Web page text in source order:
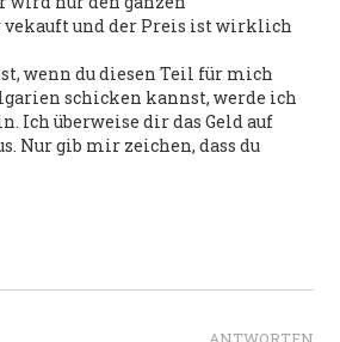
vekauft und der Preis ist wirklich
wenn du diesen Teil für mich
schicken kannst, werde ich
Ich überweise dir das Geld auf
Nur gib mir zeichen, dass du